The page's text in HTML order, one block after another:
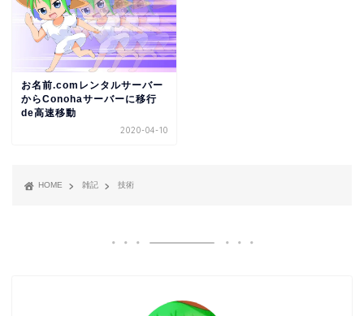
お名前.comレンタルサーバー
からConohaサーバーに移行
de高速移動
2020-04-10
HOME 雑記 技術